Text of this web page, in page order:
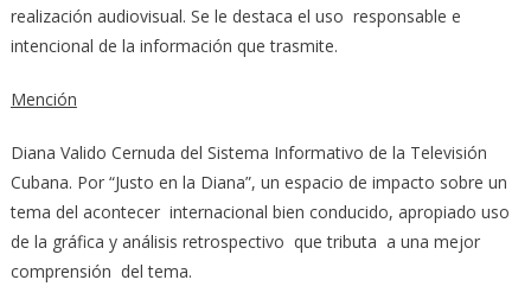
realización audiovisual. Se le destaca el uso responsable e
intencional de la información que trasmite.
Mención
Diana Valido Cernuda del Sistema Informativo de la Televisión
Cubana. Por “Justo en la Diana”, un espacio de impacto sobre un
tema del acontecer internacional bien conducido, apropiado uso
de la gráfica y análisis retrospectivo que tributa a una mejor
comprensión del tema.